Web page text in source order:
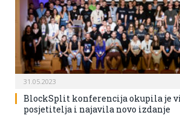
31.05.2023
BlockSplit konferencija okupila je
posjetitelja i najavila novo izdanje